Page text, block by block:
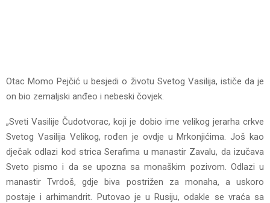
Otac Momo Pejčić u besjedi o životu Svetog Vasilija, ističe da je
on bio zemaljski anđeo i nebeski čovjek.
„Sveti Vasilije Čudotvorac, koji je dobio ime velikog jerarha crkve
Svetog Vasilija Velikog, rođen je ovdje u Mrkonjićima. Još kao
dječak odlazi kod strica Serafima u manastir Zavalu, da izučava
Sveto pismo i da se upozna sa monaškim pozivom. Odlazi u
manastir Tvrdoš, gdje biva postrižen za monaha, a uskoro
postaje i arhimandrit. Putovao je u Rusiju, odakle se vraća sa